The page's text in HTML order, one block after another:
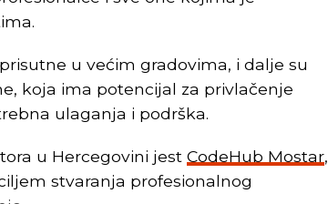
u većim gradovima, i dalje su
koja ima potencijal za privlačenje
ulaganja i podrška.
u Hercegovini jest CodeHub Mostar,
stvaranja profesionalnog